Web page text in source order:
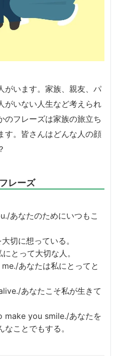
がいます。家族、親友、パ
がいない人生など考えられ
のフレーズは家族の旅立ち
す。皆さんはどんな人の顔
レーズ
あなたのためにいつもこ
切に想っている。
とって大切な人。
あなたは私にとってと
あなたこそ私が生きて
you smile./あなたを
ことでもする。